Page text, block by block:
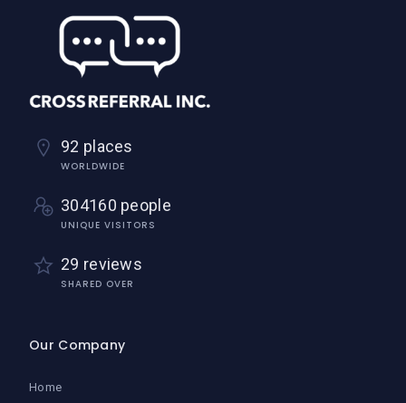
92 places
WORLDWIDE
304160 people
UNIQUE VISITORS
29 reviews
SHARED OVER
Our Company
Home